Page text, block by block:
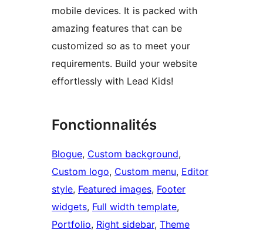
mobile devices. It is packed with
amazing features that can be
customized so as to meet your
requirements. Build your website
effortlessly with Lead Kids!
Fonctionnalités
Blogue, Custom background
Custom logo, Custom menu, Editor
style, Featured images, Footer
widgets, Full width template
Portfolio, Right sidebar, Theme